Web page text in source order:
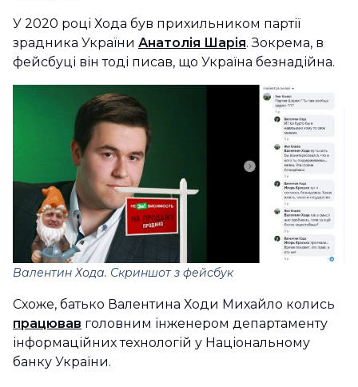
У 2020 році Хода був прихильником партії
зрадника України Анатолія Шарія. Зокрема, в
фейсбуці він тоді писав, що Україна безнадійна.
Валентин Хода. Скриншот з фейсбук
Схоже, батько Валентина Ходи Михайло колись
працював головним інженером департаменту
інформаційних технологій у Національному
банку України.